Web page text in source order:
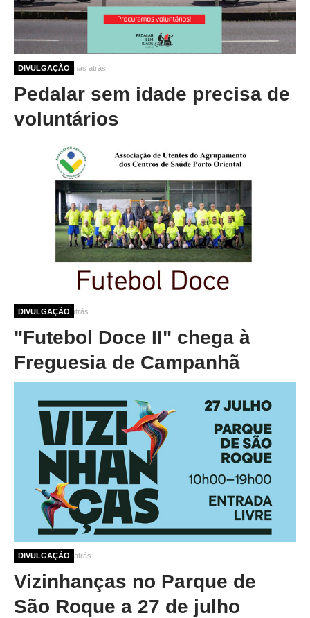
DIVULGAÇÃO
10 meses 3 semanas atrás
Pedalar sem idade precisa de
voluntários
DIVULGAÇÃO
12 meses 4 dias atrás
"Futebol Doce II" chega à
Freguesia de Campanhã
DIVULGAÇÃO
1 ano 3 semanas atrás
Vizinhanças no Parque de
São Roque a 27 de julho